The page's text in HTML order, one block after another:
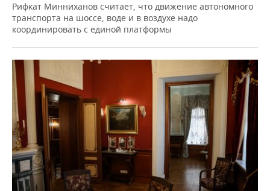
Рифкат Минниханов считает, что движение автономного
транспорта на шоссе, воде и в воздухе надо
координировать с единой платформы